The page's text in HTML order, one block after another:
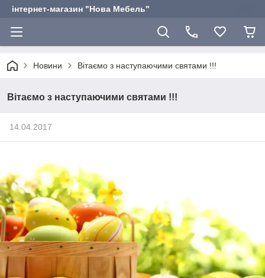
інтернет-магазин "Нова Мебель"
Новини Вітаємо з наступаючими святами !!!
Вітаємо з наступаючими святами !!!
14.04.2017